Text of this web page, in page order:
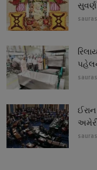
સુવર્ણ
ઈરાન